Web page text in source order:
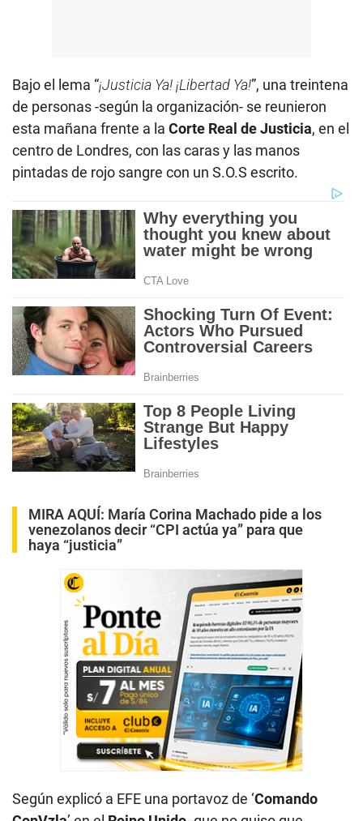
Bajo el lema “¡Justicia Ya! ¡Libertad Ya!”, una treintena
de personas -según la organización- se reunieron
esta mañana frente a la Corte Real de Justicia, en el
centro de Londres, con las caras y las manos
pintadas de rojo sangre con un S.O.S escrito.
MIRA AQUÍ: María Corina Machado pide a los
venezolanos decir “CPI actúa ya” para que
haya “justicia”
Según explicó a EFE una portavoz de ‘Comando